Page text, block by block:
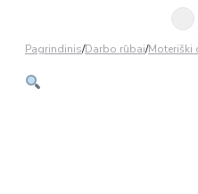
Pagrindinis/Darbo rūbai/Moteriški